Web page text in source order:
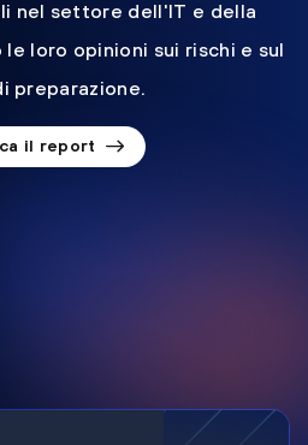
nel settore dell'IT e della
loro opinioni sui rischi e sul
preparazione.
il report